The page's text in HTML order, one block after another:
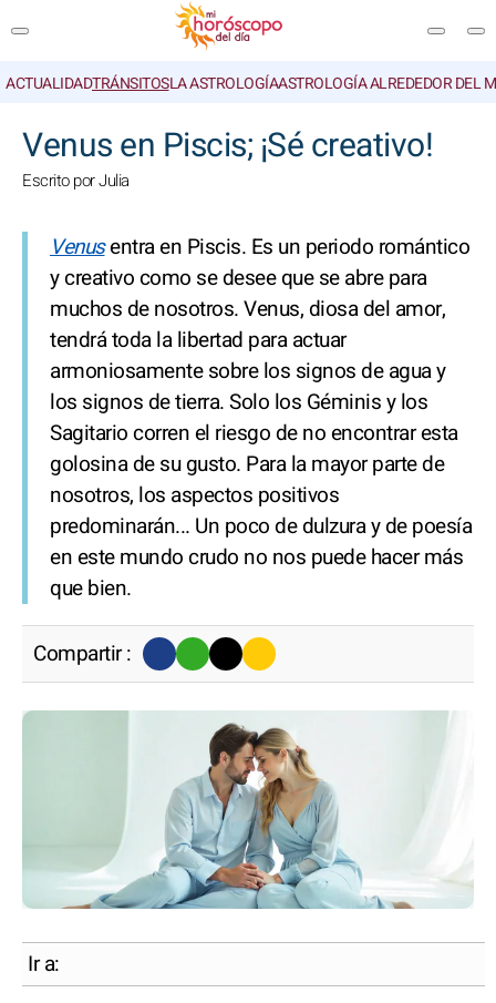
ACTUALIDADTRÁNSITOSLA ASTROLOGÍAASTROLOGÍA ALREDEDOR DEL
Venus en Piscis; ¡Sé creativo!
Escrito por Julia
Venusentra en Piscis. Es un periodo romántico
y creativo como se desee que se abre para
muchos de nosotros. Venus, diosa del amor,
tendrá toda la libertad para actuar
armoniosamente sobre los signos de agua y
los signos de tierra. Solo los Géminis y los
Sagitario corren el riesgo de no encontrar esta
golosina de su gusto. Para la mayor parte de
nosotros, los aspectos positivos
predominarán... Un poco de dulzura y de poesía
en este mundo crudo no nos puede hacer más
que bien.
Compartir :
Ir a: